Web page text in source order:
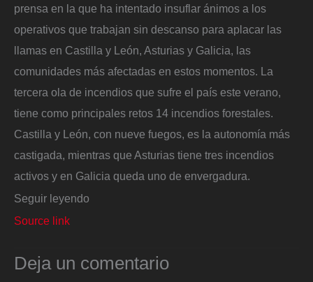
prensa en la que ha intentado insuflar ánimos a los
operativos que trabajan sin descanso para aplacar las
llamas en Castilla y León, Asturias y Galicia, las
comunidades más afectadas en estos momentos. La
tercera ola de incendios que sufre el país este verano,
tiene como principales retos 14 incendios forestales.
Castilla y León, con nueve fuegos, es la autonomía más
castigada, mientras que Asturias tiene tres incendios
activos y en Galicia queda uno de envergadura.
Seguir leyendo
Source link
Deja un comentario